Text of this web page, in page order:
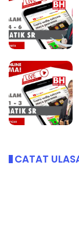
CATAT